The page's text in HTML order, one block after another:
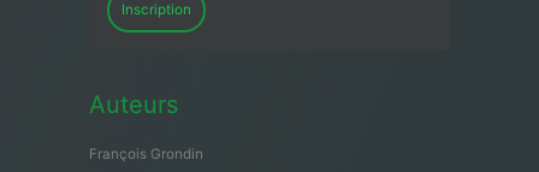
Inscription
Auteurs
François Grondin